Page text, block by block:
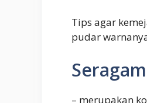
Tips agar
pudar
– merupakan